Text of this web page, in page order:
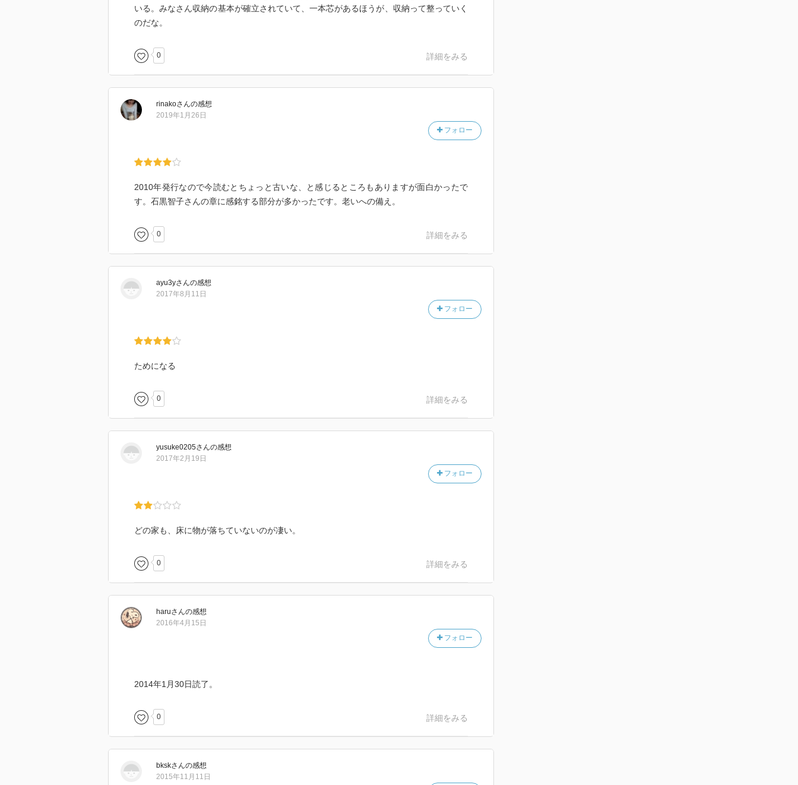
いる。みなさん収納の基本が確立されていて、一本芯があるほうが、収納って整っていく
のだな。
0 詳細をみる
rinakoさんの感想
フォロー
2019年1月26日
2010年発行なので今読むとちょっと古いな、と感じるところもありますが面白かったで
す。石黒智子さんの章に感銘する部分が多かったです。老いへの備え。
0 詳細をみる
ayu3yさんの感想
フォロー
2017年8月11日
ためになる
0 詳細をみる
yusuke0205さんの感想
フォロー
2017年2月19日
どの家も、床に物が落ちていないのが凄い。
0 詳細をみる
haruさんの感想
フォロー
2016年4月15日
2014年1月30日読了。
0 詳細をみる
bkskさんの感想
2015年11月11日